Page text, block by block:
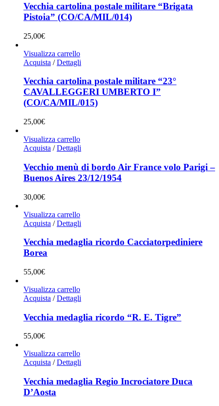
Vecchia cartolina postale militare “Brigata
Pistoia” (CO/CA/MIL/014)
25,00€
Visualizza carrello
Acquista / Dettagli
Vecchia cartolina postale militare “23°
CAVALLEGGERI UMBERTO I”
(CO/CA/MIL/015)
25,00€
Visualizza carrello
Acquista / Dettagli
Vecchio menù di bordo Air France volo Parigi –
Buenos Aires 23/12/1954
30,00€
Visualizza carrello
Acquista / Dettagli
Vecchia medaglia ricordo Cacciatorpediniere
Borea
55,00€
Visualizza carrello
Acquista / Dettagli
Vecchia medaglia ricordo “R. E. Tigre”
55,00€
Visualizza carrello
Acquista / Dettagli
Vecchia medaglia Regio Incrociatore Duca
D’Aosta